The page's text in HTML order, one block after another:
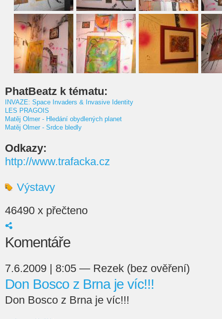
PhatBeatz k tématu:
INVAZE: Space Invaders & Invasive Identity
LES PRAGOIS
Matěj Olmer - Hledání obydlených planet
Matěj Olmer - Srdce bledly
Odkazy:
http://www.trafacka.cz
Výstavy
46490 x přečteno
Komentáře
7.6.2009 | 8:05 — Rezek (bez ověření)
Don Bosco z Brna je víc!!!
Don Bosco z Brna je víc!!!